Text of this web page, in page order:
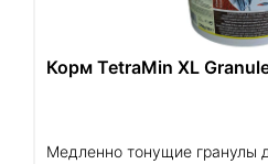
Корм TetraMin XL
Медленно тонущие гранулы